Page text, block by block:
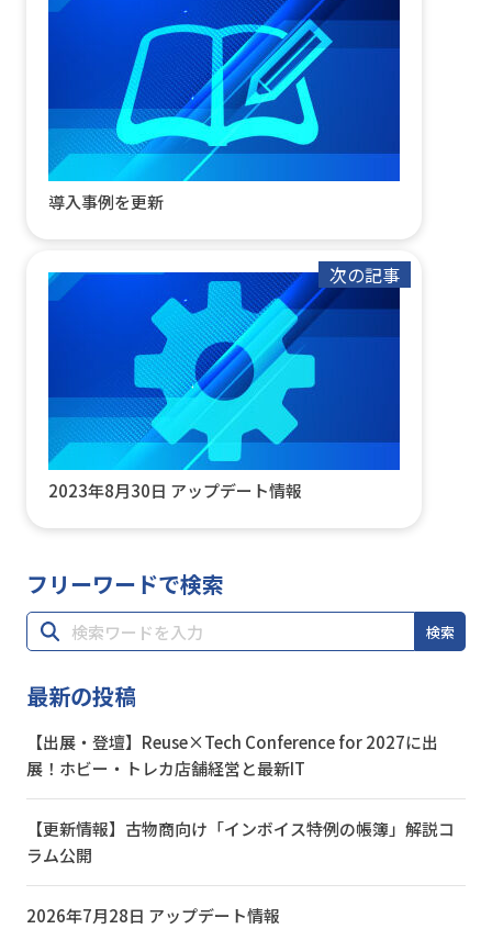
導入事例を更新
2023年8月30日 アップデート情報
次の記事
フリーワードで検索
検索
最新の投稿
【出展・登壇】Reuse×Tech Conference for 2027に出
展！ホビー・トレカ店舗経営と最新IT
【更新情報】古物商向け「インボイス特例の帳簿」解説コ
ラム公開
2026年7月28日 アップデート情報